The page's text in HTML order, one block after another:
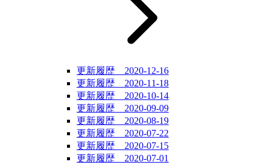
更新履歴 2020-12-16
更新履歴 2020-11-18
更新履歴 2020-10-14
更新履歴 2020-09-09
更新履歴 2020-08-19
更新履歴 2020-07-22
更新履歴 2020-07-15
更新履歴 2020-07-01